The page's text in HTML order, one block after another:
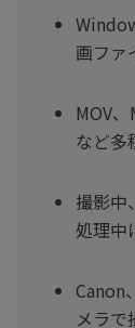
画ファ
MOV
など多
撮影中
処理中
Canon
メラで